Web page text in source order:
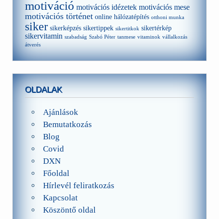
motiváció motivációs idézetek motivációs mese
motivációs történet online hálózatépítés otthoni munka
siker sikerképzés sikertippek sikertitkok sikertérkép
sikervitamin szabadság Szabó Péter tanmese vitaminok vállalkozás
átverés
OLDALAK
Ajánlások
Bemutatkozás
Blog
Covid
DXN
Főoldal
Hírlevél feliratkozás
Kapcsolat
Köszöntő oldal